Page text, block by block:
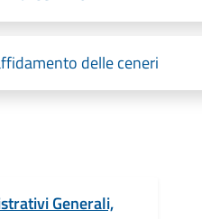
delle ceneri
Generali,